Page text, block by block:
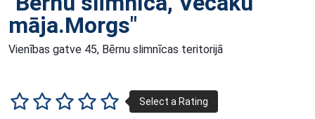
māja.Morgs"
Vienības gatve 45, Bērnu slimnīcas teritorijā